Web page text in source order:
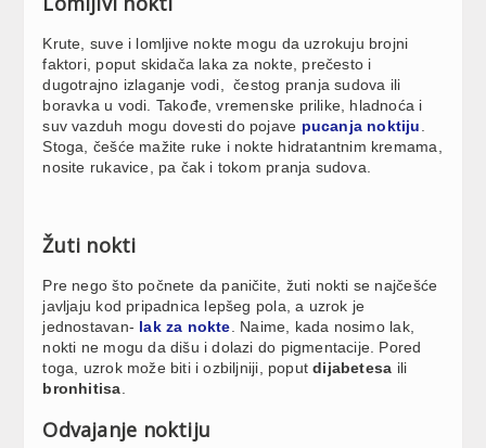
Krute, suve i lomljive nokte mogu da uzrokuju brojni
faktori, poput skidača laka za nokte, prečesto i
dugotrajno izlaganje vodi, čestog pranja sudova ili
boravka u vodi. Takođe, vremenske prilike, hladnoća i
suv vazduh mogu dovesti do pojave pucanja noktiju
Stoga, češće mažite ruke i nokte hidratantnim kremama,
nosite rukavice, pa čak i tokom pranja sudova.
Žuti nokti
Pre nego što počnete da paničite, žuti nokti se najčešće
javljaju kod pripadnica lepšeg pola, a uzrok je
jednostavan- lak za nokte . Naime, kada nosimo lak,
nokti ne mogu da dišu i dolazi do pigmentacije. Pored
toga, uzrok može biti i ozbiljniji, poputdijabetesa ili
bronhitisa
Odvajanje noktiju